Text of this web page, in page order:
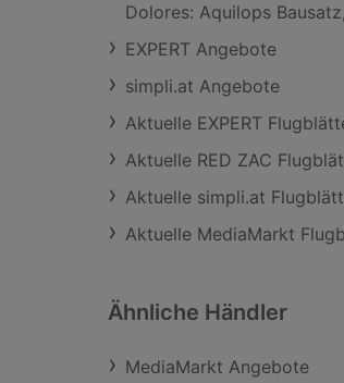
Dolores: Aquilops
EXPERT Angebote
simpli.at Angebote
Aktuelle EXPERT
Aktuelle RED ZAC
Aktuelle simpli.at
Aktuelle MediaMarkt
Ähnliche Händler
MediaMarkt Angebote